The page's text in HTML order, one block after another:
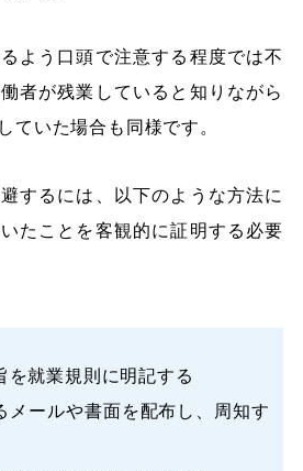
よう口頭で注意する程度では不
者が残業していると知りながら
ていた場合も同様です。
するには、以下のような方法に
たことを客観的に証明する必要
を就業規則に明記する
メールや書面を配布し、周知す